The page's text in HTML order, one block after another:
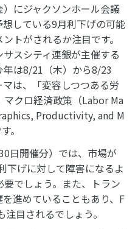
にジャクソンホール会議
している9月利下げの可能
トがされるか注目です。
スシティ連銀が主催する
は8/21（木）から8/23
マは、「変容しつつある労
クロ経済政策（Labor Ma
Productivity, and M
。
日開催分）では、市場が
下げに対して障害になるよ
でしょう。また、トラン
進めていることもあり、F
目されるでしょう。